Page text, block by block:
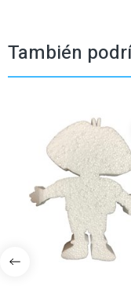
También